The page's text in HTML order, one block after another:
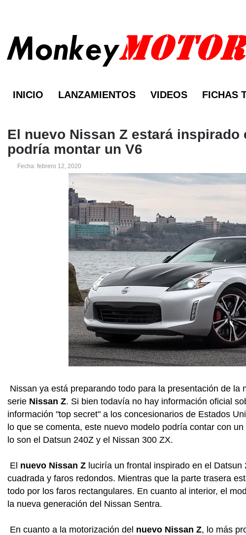
INICIO LANZAMIENTOS VIDEOS FICHAS
El nuevo Nissan Z estará
podría montar un V6
Fecha: febrero 12, 2020
Nissan ya está preparando todo para la presentación de
serie Nissan Z. Si bien todavía no hay información oficial
información "top secret" a los concesionarios de Estados
lo que se comenta, este nuevo modelo podría contar con
lo son el Datsun 240Z y el Nissan 300 ZX.
El nuevo Nissan Z luciría un frontal inspirado en el
cuadrada y faros redondos. Mientras que la parte trasera
todo por los faros rectangulares. En cuanto al interior, el
la nueva generación del Nissan Sentra.
En cuanto a la motorización del nuevo Nissan Z, lo más